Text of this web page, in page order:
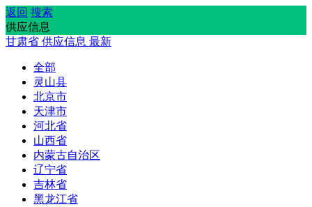
返回 搜索
供应信息
甘肃省 供应信息 最新
全部
灵山县
北京市
天津市
河北省
山西省
内蒙古自治区
辽宁省
吉林省
黑龙江省